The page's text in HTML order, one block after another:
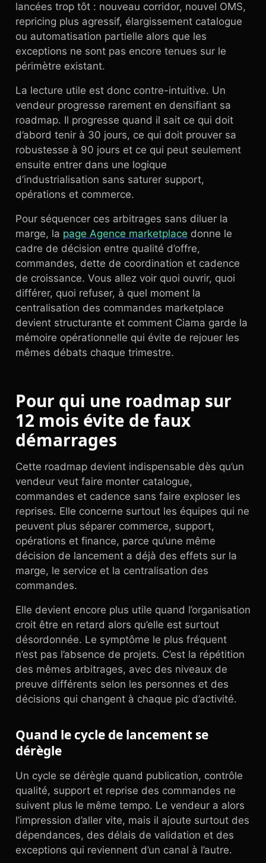
lancées trop tôt : nouveau corridor, nouvel OMS,
repricing plus agressif, élargissement catalogue
ou automatisation partielle alors que les
exceptions ne sont pas encore tenues sur le
périmètre existant.
La lecture utile est donc contre-intuitive. Un
vendeur progresse rarement en densifiant sa
roadmap. Il progresse quand il sait ce qui doit
d’abord tenir à 30 jours, ce qui doit prouver sa
robustesse à 90 jours et ce qui peut seulement
ensuite entrer dans une logique
d’industrialisation sans saturer support,
opérations et commerce.
Pour séquencer ces arbitrages sans diluer la
marge, la page Agence marketplace donne le
cadre de décision entre qualité d’offre,
commandes, dette de coordination et cadence
de croissance. Vous allez voir quoi ouvrir, quoi
différer, quoi refuser, à quel moment la
centralisation des commandes marketplace
devient structurante et comment Ciama garde la
mémoire opérationnelle qui évite de rejouer les
mêmes débats chaque trimestre.
Pour qui une roadmap sur
12 mois évite de faux
démarrages
Cette roadmap devient indispensable dès qu’un
vendeur veut faire monter catalogue,
commandes et cadence sans faire exploser les
reprises. Elle concerne surtout les équipes qui ne
peuvent plus séparer commerce, support,
opérations et finance, parce qu’une même
décision de lancement a déjà des effets sur la
marge, le service et la centralisation des
commandes.
Elle devient encore plus utile quand l’organisation
croit être en retard alors qu’elle est surtout
désordonnée. Le symptôme le plus fréquent
n’est pas l’absence de projets. C’est la répétition
des mêmes arbitrages, avec des niveaux de
preuve différents selon les personnes et des
décisions qui changent à chaque pic d’activité.
Quand le cycle de lancement se
dérègle
Un cycle se dérègle quand publication, contrôle
qualité, support et reprise des commandes ne
suivent plus le même tempo. Le vendeur a alors
l’impression d’aller vite, mais il ajoute surtout des
dépendances, des délais de validation et des
exceptions qui reviennent d’un canal à l’autre.